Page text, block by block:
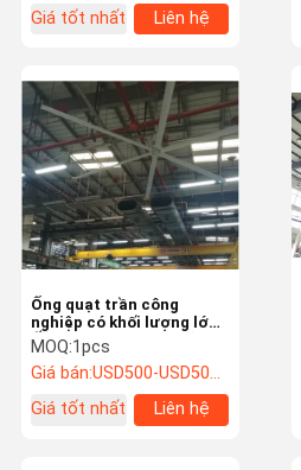
Giá tốt nhất
Liên hệ
Ống quạt trần công
nghiệp có khối lượng lớn
Ống quạt lớn hiệu quả
năng lượng
MOQ:1pcs
Giá bán:USD500-USD5000/SET
Giá tốt nhất
Liên hệ